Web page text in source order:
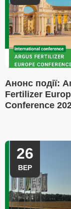
Анонс події:
Fertilizer
Conference
26
ВЕР